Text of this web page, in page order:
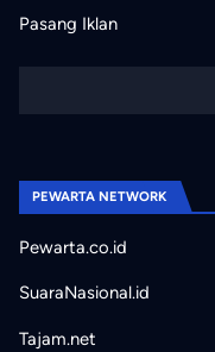
Pasang Iklan
PEWARTA NETWORK
Pewarta.co.id
SuaraNasional.id
Tajam.net